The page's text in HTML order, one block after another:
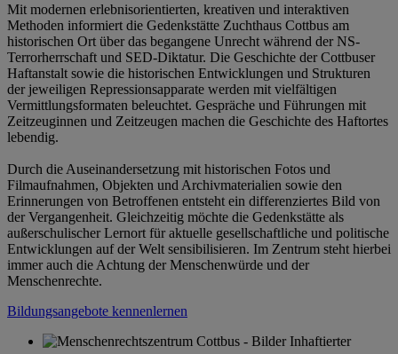
Mit modernen erlebnisorientierten, kreativen und interaktiven
Methoden informiert die Gedenkstätte Zuchthaus Cottbus am
historischen Ort über das begangene Unrecht während der NS-
Terrorherrschaft und SED-Diktatur. Die Geschichte der Cottbuser
Haftanstalt sowie die historischen Entwicklungen und Strukturen
der jeweiligen Repressionsapparate werden mit vielfältigen
Vermittlungsformaten beleuchtet. Gespräche und Führungen mit
Zeitzeuginnen und Zeitzeugen machen die Geschichte des Haftortes
lebendig.
Durch die Auseinandersetzung mit historischen Fotos und
Filmaufnahmen, Objekten und Archivmaterialien sowie den
Erinnerungen von Betroffenen entsteht ein differenziertes Bild von
der Vergangenheit. Gleichzeitig möchte die Gedenkstätte als
außerschulischer Lernort für aktuelle gesellschaftliche und politische
Entwicklungen auf der Welt sensibilisieren. Im Zentrum steht hierbei
immer auch die Achtung der Menschenwürde und der
Menschenrechte.
Bildungsangebote kennenlernen